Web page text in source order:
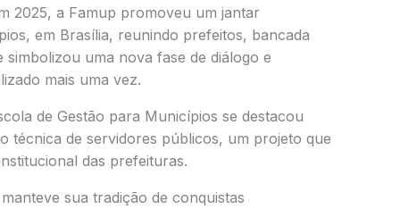
2025, a Famup promoveu um jantar
em Brasília, reunindo prefeitos, bancada
uma nova fase de diálogo e
mais uma vez.
de Gestão para Municípios se destacou
técnica de servidores públicos, um projeto que
das prefeituras.
sua tradição de conquistas